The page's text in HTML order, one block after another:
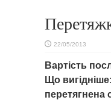
22/05/2013
Вартість
Що
перетягнена